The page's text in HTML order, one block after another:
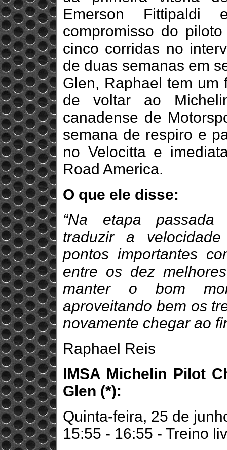
Emerson
compromisso do
cinco corridas no
de duas semanas em
Glen, Raphael tem um
de voltar ao
canadense de
semana de respiro e
no Velocitta e
Road America.
O que ele disse:
“Na etapa passada
traduzir a
pontos importantes
entre os dez
manter o bom
aproveitando bem os
novamente chegar ao
Raphael Reis
IMSA Michelin Pilot
Glen (*):
Quinta-feira, 25 de
15:55 - 16:55 - Treino